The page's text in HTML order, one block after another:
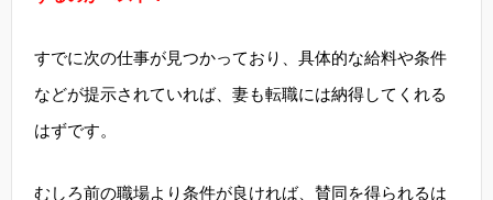
すでに次の仕事が見つかっており、具体的な給料や条件
などが提示されていれば、妻も転職には納得してくれる
はずです。
むしろ前の職場より条件が良ければ、賛同を得られるは